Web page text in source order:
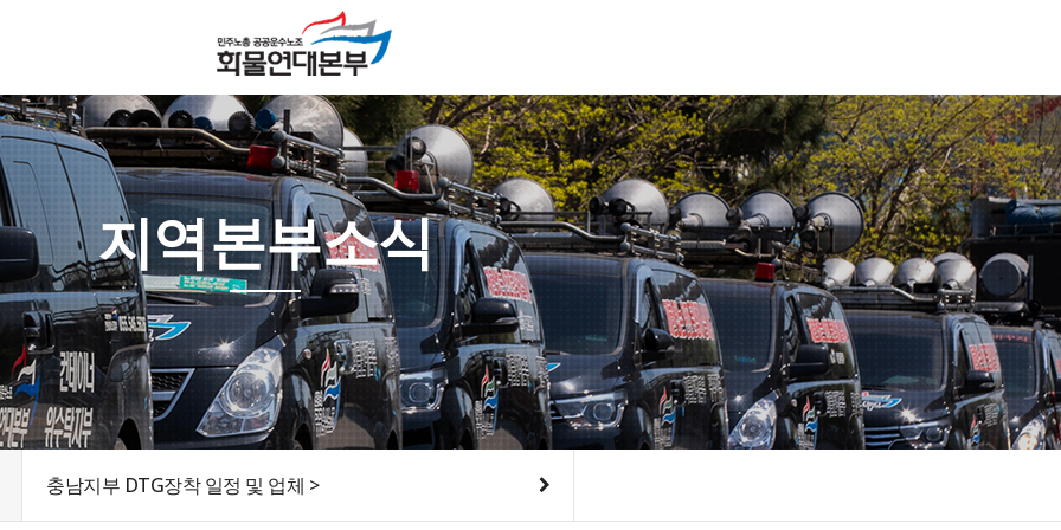
지역본부소식
충남지부 DTG장착 일정 및 업체 >